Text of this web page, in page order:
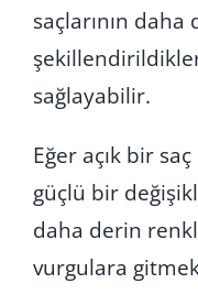
saçlarının
sağlayabilir.
Eğer açık bir
güçlü bir
daha derin
vurgulara